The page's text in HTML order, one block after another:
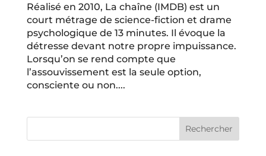
Réalisé en 2010, La chaîne (IMDB) est un
court métrage de science-fiction et drame
psychologique de 13 minutes. Il évoque la
détresse devant notre propre impuissance.
Lorsqu’on se rend compte que
l’assouvissement est la seule option,
consciente ou non....